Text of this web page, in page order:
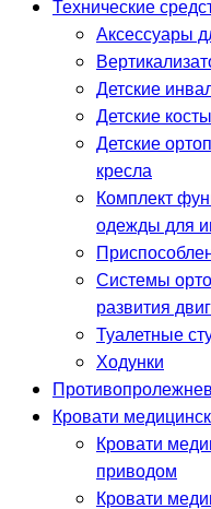
Технические
Аксессуары
Детские
Детские
Детские
кресла
Комплект
одежды для
Системы
развития
Туалетные
Ходунки
Кровати
Кровати
приводом
Кровати